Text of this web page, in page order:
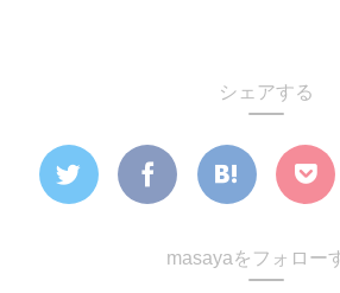
シェアする
masayaをフォロー